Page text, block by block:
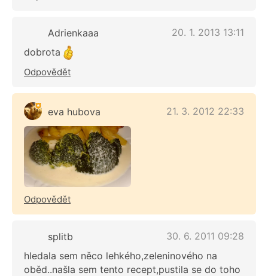
Adrienkaaa
20. 1. 2013 13:11
dobrota
Odpovědět
eva hubova 21. 3. 2012 22:33
Odpovědět
splitb
30. 6. 2011 09:28
hledala sem něco lehkého,zeleninového na
oběd..našla sem tento recept,pustila se do toho